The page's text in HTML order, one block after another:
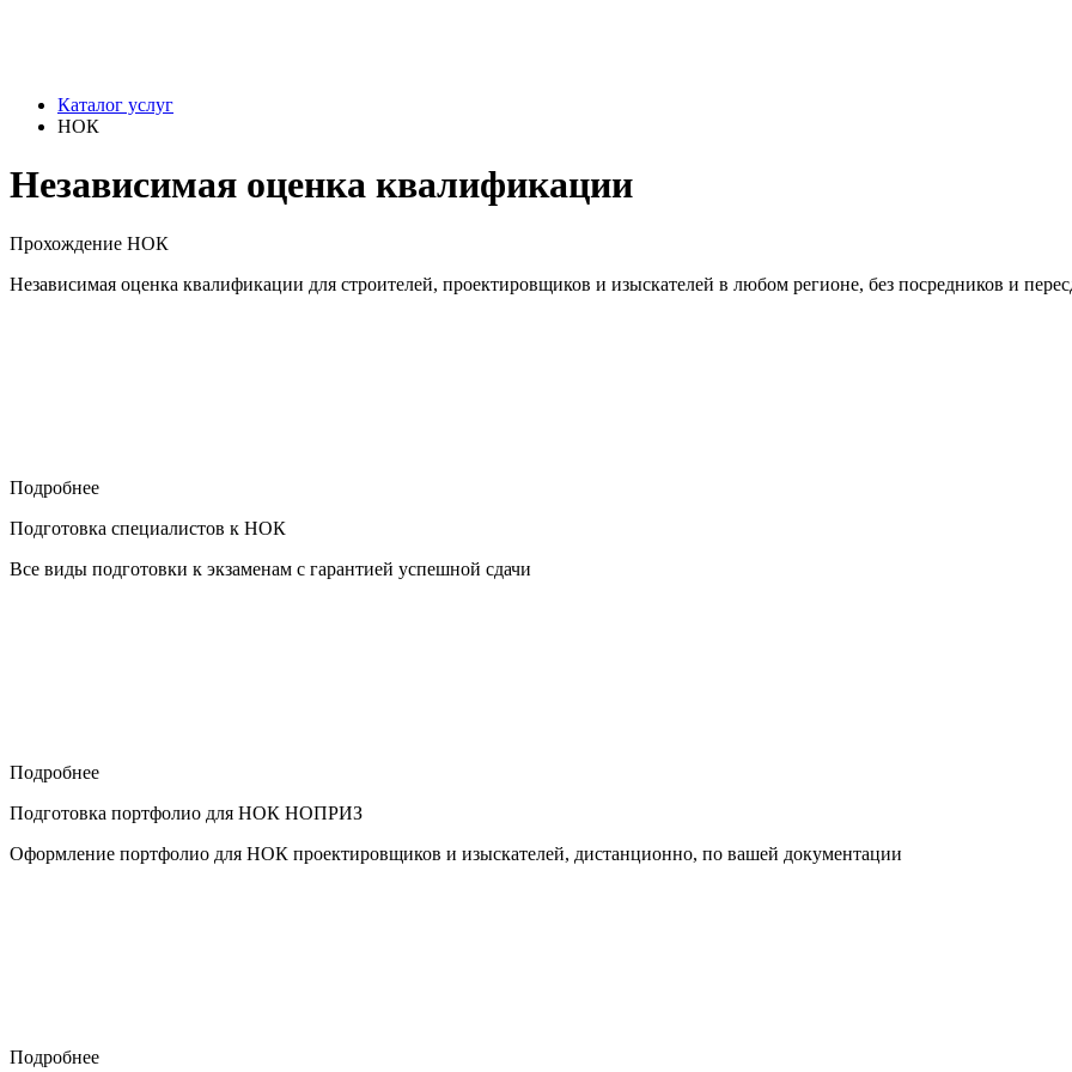
Каталог услуг
НОК
Независимая оценка квалификации
Прохождение НОК
Независимая оценка квалификации для строителей, проектировщиков и изыскателей в любом регионе, без посредников и
Подробнее
Подготовка специалистов к НОК
Все виды подготовки к экзаменам с гарантией успешной сдачи
Подробнее
Подготовка портфолио для НОК НОПРИЗ
Оформление портфолио для НОК проектировщиков и изыскателей, дистанционно, по вашей документации
Подробнее